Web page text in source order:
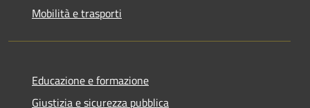
Mobilità e trasporti
Educazione e formazione
Giustizia e sicurezza pubblica